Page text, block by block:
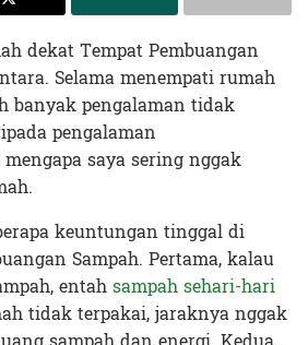
dekat Tempat Pembuangan
Selama menempati rumah
banyak pengalaman tidak
pengalaman
saya sering nggak
keuntungan tinggal di
Sampah. Pertama, kalau
entahsampah sehari-hari
tidak terpakai, jaraknya nggak